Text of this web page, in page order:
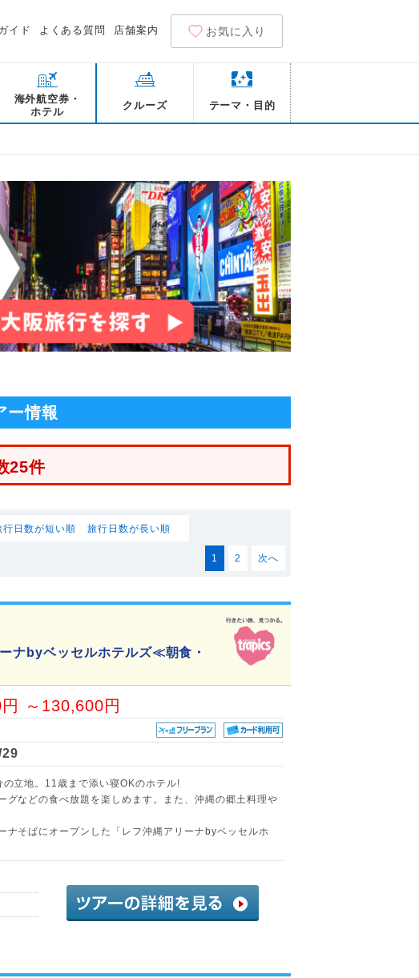
イド よくある質問 店舗案内 お気に入り
海外航空券・
ホテル
クルーズ テーマ・目的
ー情報
25件
行日数が短い順 旅行日数が長い順
1 2 次へ
ナbyベッセルホテルズ≪朝食・
～130,600円
立地。11歳まで添い寝OKのホテル!
グなどの食べ放題を楽しめます。また、沖縄の郷土料理や
ナそばにオープンした「レフ沖縄アリーナbyベッセルホ